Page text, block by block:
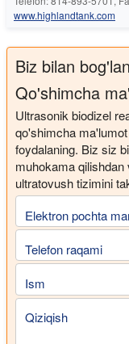
www.highlandtank.com
Biz bilan
Qo'shimcha
Ultrasonik biodizel
qo'shimcha
foydalaning. Biz siz
muhokama qilishdan
ultratovush tizimini
Elektron pochta
Telefon raqami
Ism
Qiziqish